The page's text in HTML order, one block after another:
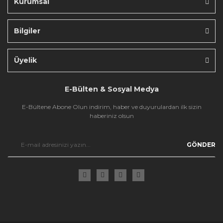
Bilgiler
Üyelik
E-Bülten & Sosyal Medya
E-Bültene Abone Olun indirim, haber ve duyurulardan ilk sizin
haberiniz olsun
GÖNDER